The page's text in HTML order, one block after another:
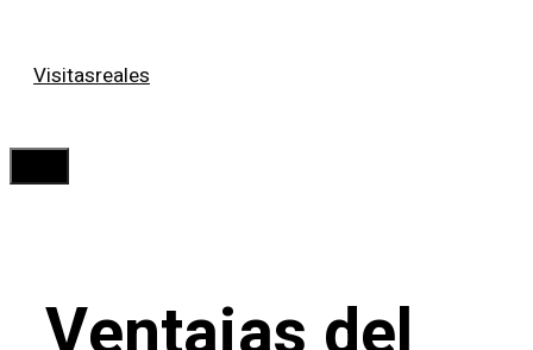
Visitasreales